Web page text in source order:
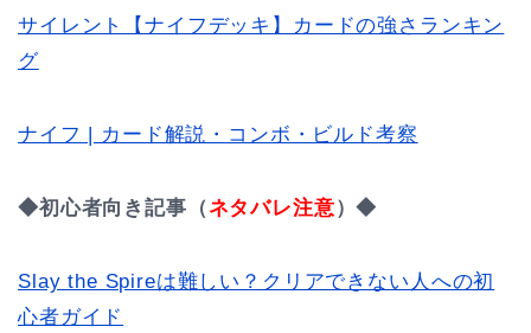
サイレント【ナイフデッキ】カードの強さランキン
グ
ナイフ | カード解説・コンボ・ビルド考察
◆初心者向き記事（ ネタバレ注意）◆
Slay the Spireは難しい？クリアできない人への初
心者ガイド